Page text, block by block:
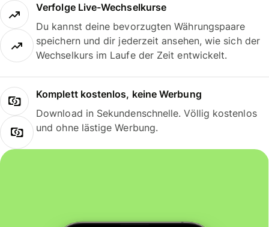
Verfolge Live-Wechselkurse
Du kannst deine bevorzugten Währungspaare
speichern und dir jederzeit ansehen, wie sich der
Wechselkurs im Laufe der Zeit entwickelt.
Komplett kostenlos, keine Werbung
Download in Sekundenschnelle. Völlig kostenlos
und ohne lästige Werbung.